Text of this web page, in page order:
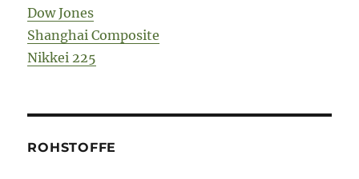
Dow Jones
Shanghai Composite
Nikkei 225
ROHSTOFFE